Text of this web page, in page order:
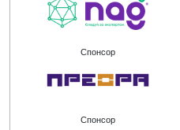
Спонсор
Спонсор